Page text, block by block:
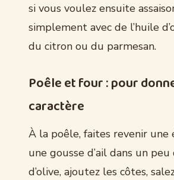
si vous voulez ensuite
simplement avec de l’huile
du citron ou du parmesan.
Poêle et four : pour
caractère
À la poêle, faites revenir une
une gousse d’ail dans un peu
d’olive, ajoutez les côtes,